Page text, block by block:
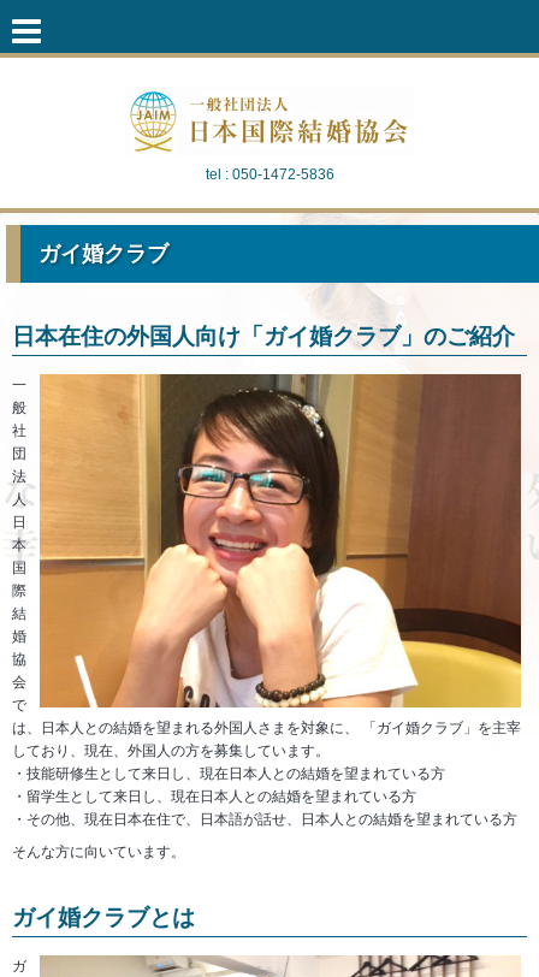
tel : 050-1472-5836
ガイ婚クラブ
日本在住の外国人向け「ガイ婚クラブ」のご紹介
一
般
社
団
法
人
日
本
国
際
結
婚
協
会
で
は、日本人との結婚を望まれる外国人さまを対象に、 「ガイ婚クラブ」を主宰
しており、現在、外国人の方を募集しています。
技能研修生として来日し、現在日本人との結婚を望まれている方
留学生として来日し、現在日本人との結婚を望まれている方
その他、現在日本在住で、日本語が話せ、日本人との結婚を望まれている方
そんな方に向いています。
ガイ婚クラブとは
ガ